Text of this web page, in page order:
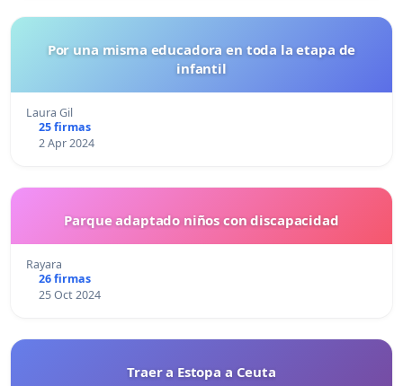
Por una misma educadora en toda la etapa de
infantil
Laura Gil
25 firmas
2 Apr 2024
Parque adaptado niños con discapacidad
Rayara
26 firmas
25 Oct 2024
Traer a Estopa a Ceuta